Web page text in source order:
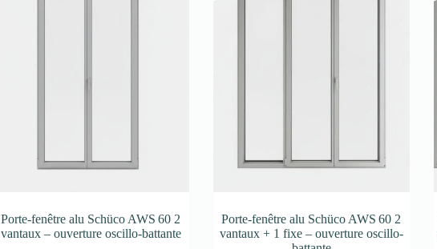
Porte-fenêtre alu Schüco AWS 60 2
vantaux – ouverture oscillo-battante
Porte-fenêtre alu Schüco AWS 60 2
vantaux + 1 fixe – ouverture oscillo-